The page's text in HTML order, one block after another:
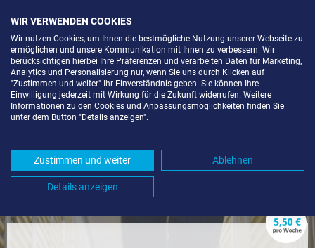
LAGERRAUM MIETEN IN
UMGEBUNG *
Komfortabel einlagern mit Extraraum
WIR VERWENDEN COOKIES
Wir nutzen Cookies, um Ihnen die bestmögliche Nutzung unserer Webseite zu
ermöglichen und unsere Kommunikation mit Ihnen zu verbessern. Wir
berücksichtigen hierbei Ihre Präferenzen und verarbeiten Daten für Marketing,
Analytics und Personalisierung nur, wenn Sie uns durch Klicken auf
"Zustimmen und weiter" Ihr Einverständnis geben. Sie können Ihre
Einwilligung jederzeit mit Wirkung für die Zukunft widerrufen. Weitere
Informationen zu den Cookies und Anpassungsmöglichkeiten finden Sie
unter dem Button "Details anzeigen".
Zustimmen und weiter Ablehnen
Details anzeigen